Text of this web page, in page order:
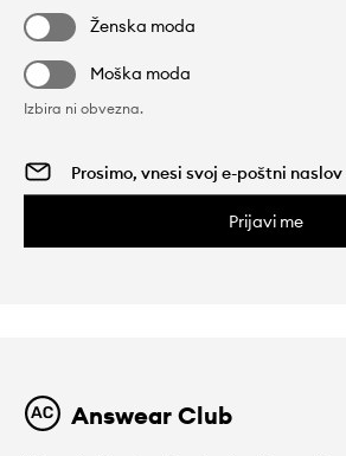
Ženska moda
Moška moda
Izbira ni obvezna.
Prijavi me
Answear Club